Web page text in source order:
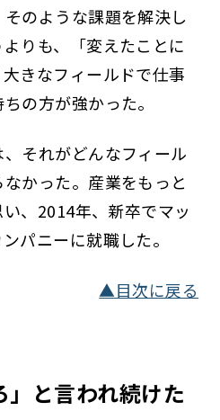
のような課題を解決し
りも、「変えたことに
きなフィールドで仕事
の方が強かった。
それがどんなフィール
かった。産業をもっと
、2014年、新卒でマッ
パニーに就職した。
▲目次に戻る
」と言われ続けた